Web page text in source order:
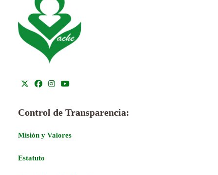
Control de Transparencia:
Misión y Valores
Estatuto